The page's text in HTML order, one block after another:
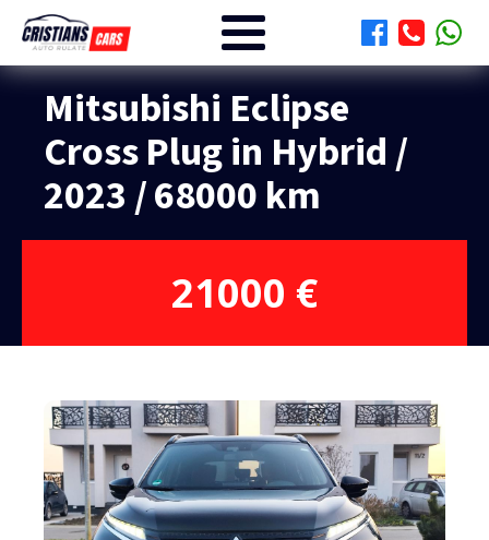
Mitsubishi Eclipse
Cross Plug in Hybrid /
2023 / 68000 km
21000 €